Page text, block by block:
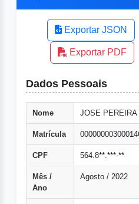
Exportar JSON
Exportar PDF
Dados Pessoais
Nome JOSE PEREIRA
Matrícula
CPF 564.8**.***-**
Mês /
Ano
Agosto / 2022